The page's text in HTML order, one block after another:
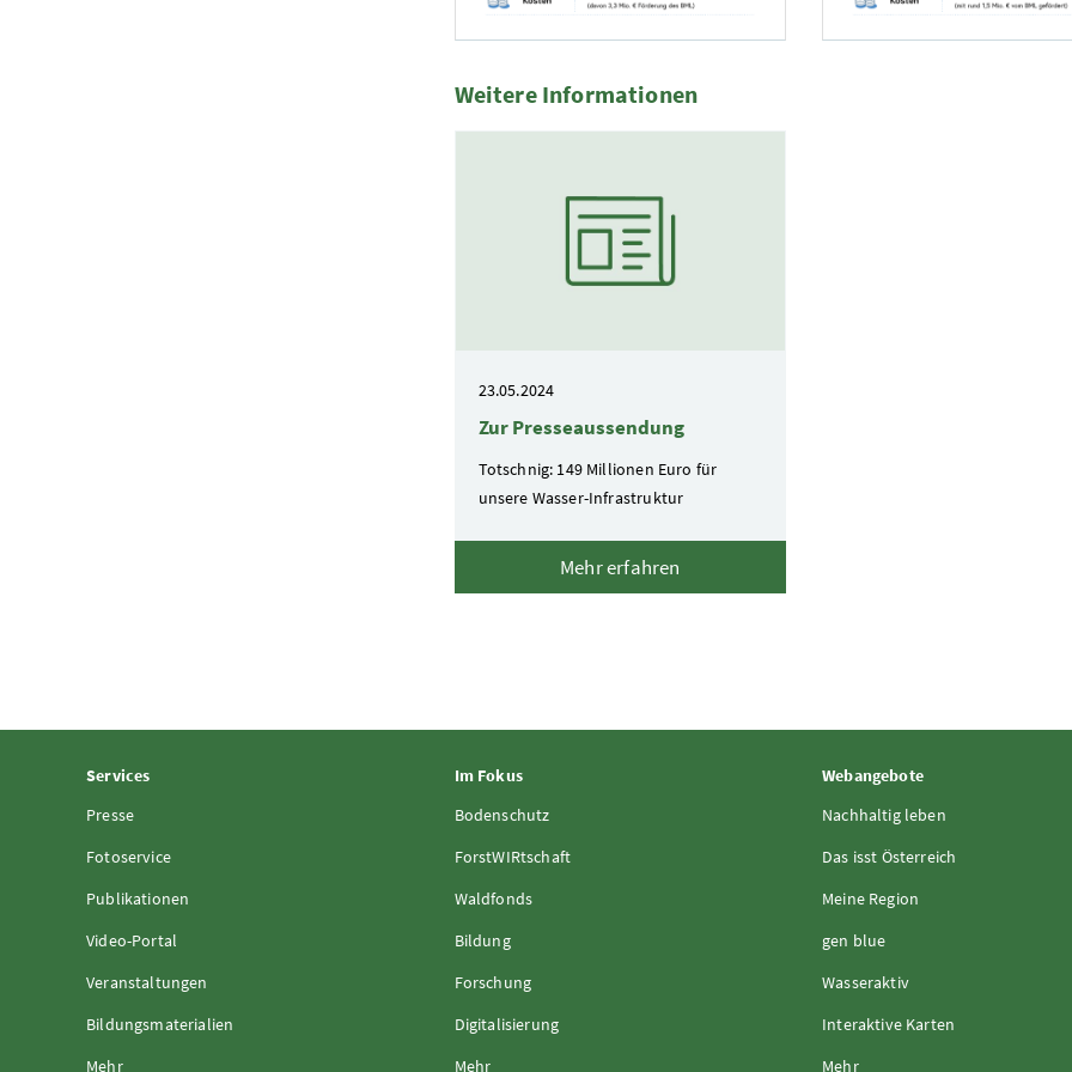
Weitere Informationen
23.05.2024
Zur Presseaussendung
Totschnig: 149 Millionen Euro für
unsere Wasser-Infrastruktur
Mehr erfahren
Services
Presse
Fotoservice
Publikationen
Video-Portal
Veranstaltungen
Bildungsmaterialien
Mehr
Im Fokus
Bodenschutz
ForstWIRtschaft
Waldfonds
Bildung
Forschung
Digitalisierung
Mehr
Webangebote
Nachhaltig leben
Das isst Österreich
Meine Region
gen blue
Wasseraktiv
Interaktive Karten
Mehr